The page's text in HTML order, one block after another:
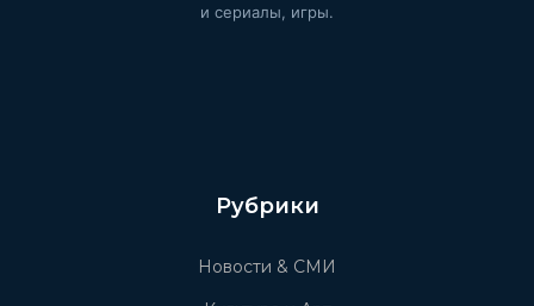
и сериалы, игры.
Рубрики
Новости & СМИ